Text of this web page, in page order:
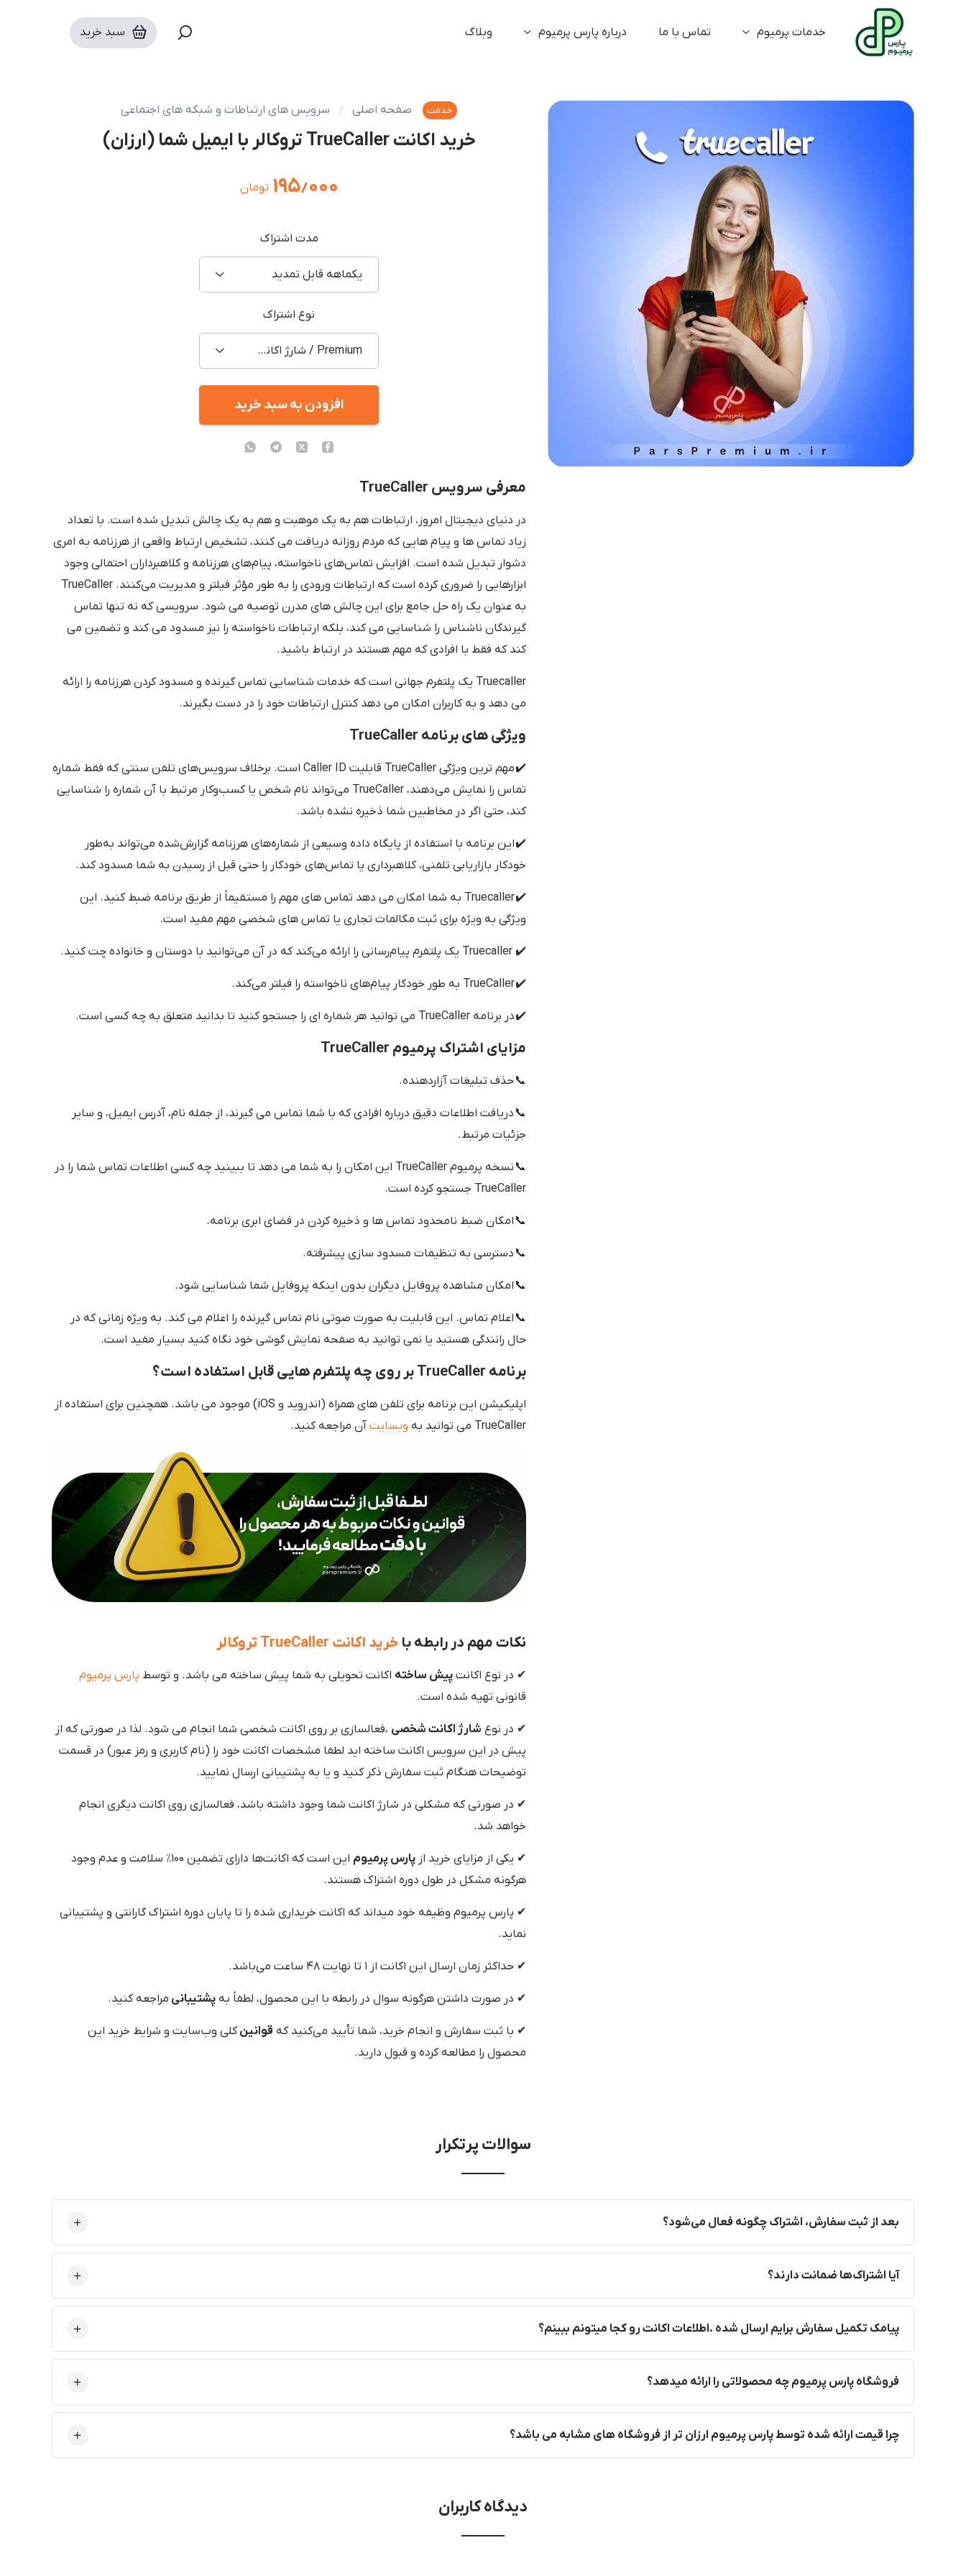
خدمات پرمیوم تماس با ما درباره پارس پرمیوم وبلاگ سبد خرید
خدمت صفحه اصلی سرویس های ارتباطات و شبکه های اجتماعی
خرید اکانت TrueCaller تروکالر با ایمیل شما (ارزان)
۱۹۵٫۰۰۰ تومان
مدت اشتراک
یکماهه قابل تمدید
نوع اشتراک
Premium / شارژ اکانت شخصی
افزودن به سبد خرید
معرفی سرویس TrueCaller
در دنیای دیجیتال امروز، ارتباطات هم به یک موهبت و هم به یک چالش تبدیل شده است. با تعداد
زیاد تماس ها و پیام هایی که مردم روزانه دریافت می کنند، تشخیص ارتباط واقعی از هرزنامه به امری
دشوار تبدیل شده است. افزایش تماس‌های ناخواسته، پیام‌های هرزنامه و کلاهبرداران احتمالی وجود
ابزارهایی را ضروری کرده است که ارتباطات ورودی را به طور مؤثر فیلتر و مدیریت می‌کنند. TrueCaller
به عنوان یک راه حل جامع برای این چالش های مدرن توصیه می شود. سرویسی که نه تنها تماس
گیرندگان ناشناس را شناسایی می کند، بلکه ارتباطات ناخواسته را نیز مسدود می کند و تضمین می
کند که فقط با افرادی که مهم هستند در ارتباط باشید.
Truecaller یک پلتفرم جهانی است که خدمات شناسایی تماس گیرنده و مسدود کردن هرزنامه را ارائه
می دهد و به کاربران امکان می دهد کنترل ارتباطات خود را در دست بگیرند.
ویژگی های برنامه TrueCaller
✔️ مهم ترین ویژگی TrueCaller قابلیت Caller ID است. برخلاف سرویس‌های تلفن سنتی که فقط شماره
تماس را نمایش می‌دهند، TrueCaller می‌تواند نام شخص یا کسب‌وکار مرتبط با آن شماره را شناسایی
کند، حتی اگر در مخاطبین شما ذخیره نشده باشد.
✔️ این برنامه با استفاده از پایگاه داده وسیعی از شماره‌های هرزنامه گزارش‌شده می‌تواند به‌طور
خودکار بازاریابی تلفنی، کلاهبرداری یا تماس‌های خودکار را حتی قبل از رسیدن به شما مسدود کند.
✔️ Truecaller به شما امکان می دهد تماس های مهم را مستقیماً از طریق برنامه ضبط کنید. این
ویژگی به ویژه برای ثبت مکالمات تجاری یا تماس های شخصی مهم مفید است.
✔️ Truecaller یک پلتفرم پیام‌رسانی را ارائه می‌کند که در آن می‌توانید با دوستان و خانواده چت کنید.
✔️ TrueCaller به طور خودکار پیام‌های ناخواسته را فیلتر می‌کند.
✔️ در برنامه TrueCaller می توانید هر شماره ای را جستجو کنید تا بدانید متعلق به چه کسی است.
مزایای اشتراک پرمیوم TrueCaller
📞 حذف تبلیغات آزاردهنده.
📞 دریافت اطلاعات دقیق درباره افرادی که با شما تماس می گیرند، از جمله نام، آدرس ایمیل، و سایر
جزئیات مرتبط.
📞 نسخه پرمیوم TrueCaller این امکان را به شما می دهد تا ببینید چه کسی اطلاعات تماس شما را در
TrueCaller جستجو کرده است.
📞 امکان ضبط نامحدود تماس ها و ذخیره کردن در فضای ابری برنامه.
📞 دسترسی به تنظیمات مسدود سازی پیشرفته.
📞 امکان مشاهده پروفایل دیگران بدون اینکه پروفایل شما شناسایی شود.
📞 اعلام تماس. این قابلیت به صورت صوتی نام تماس گیرنده را اعلام می کند. به ویژه زمانی که در
حال رانندگی هستید یا نمی توانید به صفحه نمایش گوشی خود نگاه کنید بسیار مفید است.
برنامه TrueCaller بر روی چه پلتفرم هایی قابل استفاده است؟
اپلیکیشن این برنامه برای تلفن های همراه (اندروید و iOS) موجود می باشد. همچنین برای استفاده از
TrueCaller می توانید به
وبسایت آن مراجعه کنید.
نکات مهم در رابطه با خرید اکانت TrueCaller تروکالر
✔ در نوع اکانت پیش ساخته اکانت تحویلی به شما پیش ساخته می باشد. و توسط پارس پرمیوم
قانونی تهیه شده است.
✔ در نوع شارژ اکانت شخصی ،فعالسازی بر روی اکانت شخصی شما انجام می شود. لذا در صورتی که از
پیش در این سرویس اکانت ساخته اید لطفا مشخصات اکانت خود را (نام کاربری و رمز عبور) در قسمت
توضیحات هنگام ثبت سفارش ذکر کنید و یا به پشتیبانی ارسال نمایید.
✔ در صورتی که مشکلی در شارژ اکانت شما وجود داشته باشد، فعالسازی روی اکانت دیگری انجام
خواهد شد.
✔ یکی از مزایای خرید از پارس پرمیوم
این است که اکانت‌ها دارای تضمین ۱۰۰٪ سلامت و عدم وجود
هرگونه مشکل در طول دوره اشتراک هستند.
✔ پارس پرمیوم وظیفه خود میداند که اکانت خریداری شده را تا پایان دوره اشتراک گارانتی و پشتیبانی
نماید.
✔ حداکثر زمان ارسال این اکانت از ۱ تا نهایت ۴۸ ساعت می‌باشد.
✔ در صورت داشتن هرگونه سوال در رابطه با این محصول، لطفاً به پشتیبانی مراجعه کنید.
✔ با ثبت سفارش و انجام خرید، شما تأیید می‌کنید که قوانینکلی وب‌سایت و شرایط خرید این
محصول را مطالعه کرده و قبول دارید.
سوالات پرتکرار
بعد از ثبت سفارش، اشتراک چگونه فعال می‌شود؟
آیا اشتراک‌ها ضمانت دارند؟
پیامک تکمیل سفارش برایم ارسال شده .اطلاعات اکانت رو کجا میتونم ببینم؟
فروشگاه پارس پرمیوم چه محصولاتی را ارائه میدهد؟
چرا قیمت ارائه شده توسط پارس پرمیوم ارزان تر از فروشگاه های مشابه می باشد؟
دیدگاه کاربران